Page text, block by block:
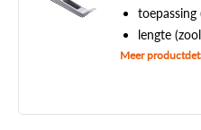
lengte
Meer